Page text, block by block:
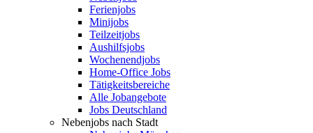
Ferienjobs
Minijobs
Teilzeitjobs
Aushilfsjobs
Wochenendjobs
Home-Office Jobs
Tätigkeitsbereiche
Alle Jobangebote
Jobs Deutschland
Nebenjobs nach Stadt